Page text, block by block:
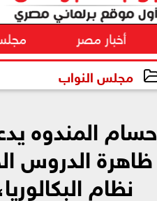
أخبار مصر
مجلس النواب
حسام المندوه
ظاهرة الدروس
نظام